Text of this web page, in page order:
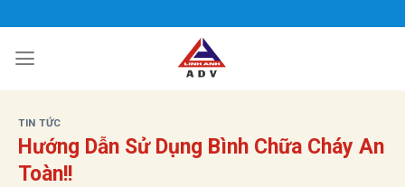
qua
nội
TIN TỨC
Hướng Dẫn Sử Dụng Bình Chữa Cháy An
Toàn!!